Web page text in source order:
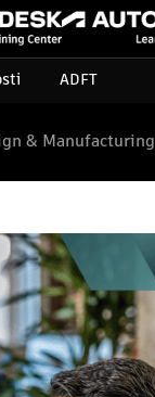
ADFT
& Manufacturing